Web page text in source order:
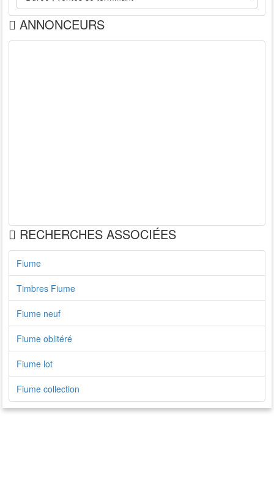
ANNONCEURS
RECHERCHES ASSOCIÉES
Fiume
Timbres Fiume
Fiume neuf
Fiume oblitéré
Fiume lot
Fiume collection